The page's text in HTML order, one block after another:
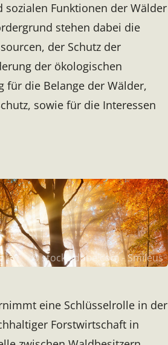
Funktionen der Wälder
stehen dabei die
der Schutz der
der ökologischen
für die Belange der Wälder,
sowie für die Interessen
© stock.adobe.com - Smileus
eine Schlüsselrolle in der
Forstwirtschaft in